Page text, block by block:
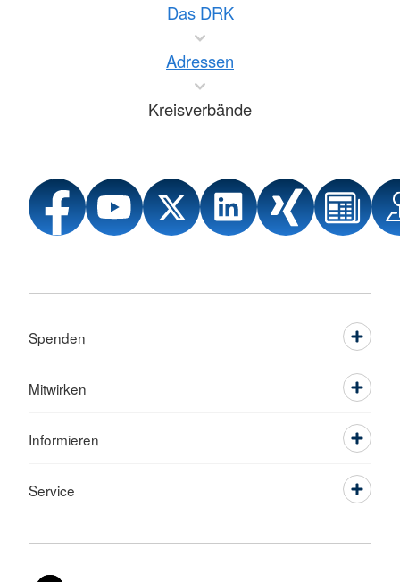
Das DRK
Adressen
Kreisverbände
Spenden
Mitwirken
Informieren
Service
Sprache wechseln zu